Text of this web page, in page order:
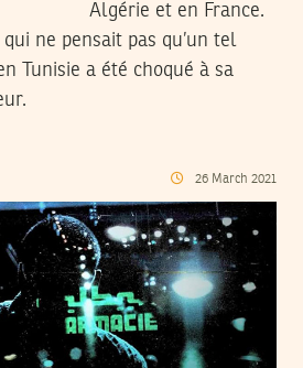
Algérie et en France.
ne pensait pas qu’un tel
Tunisie a été choqué à sa
26 March 2021